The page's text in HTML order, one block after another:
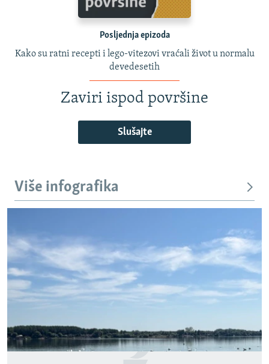
Posljednja epizoda
Kako su ratni recepti i lego-vitezovi vraćali život u normalu
devedesetih
Zaviri ispod površine
Slušajte
Više infografika